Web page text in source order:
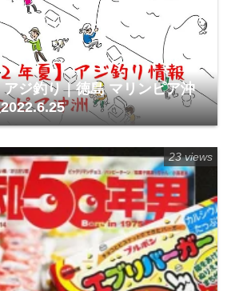
ジ釣り｜徳島 マリンピア沖
23 views